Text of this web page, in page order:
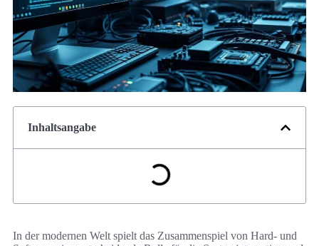
Inhaltsangabe
In der modernen Welt spielt das Zusammenspiel von Hard- und